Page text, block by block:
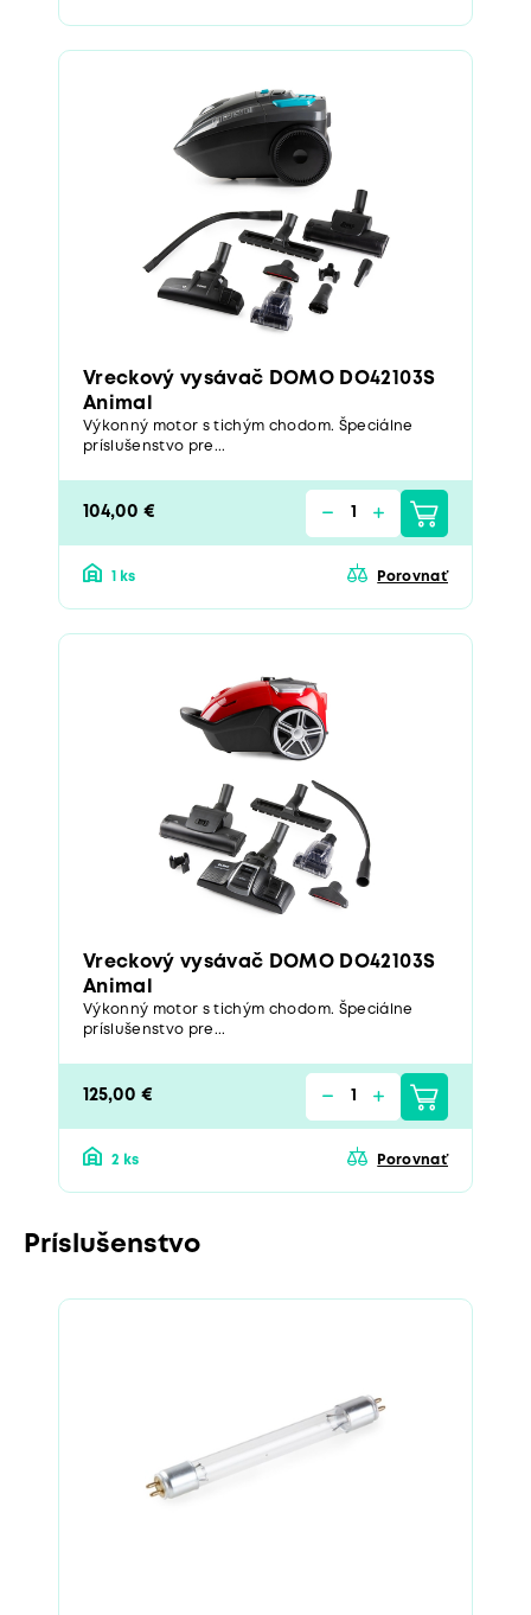
Vreckový vysávač DOMO DO42103S
Animal
Výkonný motor s tichým chodom. Špeciálne
príslušenstvo pre...
104,00 €
1 ks Porovnať
Vreckový vysávač DOMO DO42103S
Animal
Výkonný motor s tichým chodom. Špeciálne
príslušenstvo pre...
125,00 €
2 ks Porovnať
Príslušenstvo